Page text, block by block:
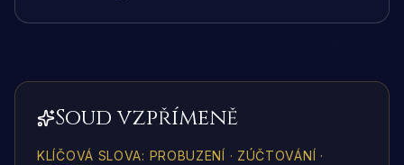
Soud vzpřímeně
KLÍČOVÁ SLOVA: PROBUZENÍ · ZÚČTOVÁNÍ ·